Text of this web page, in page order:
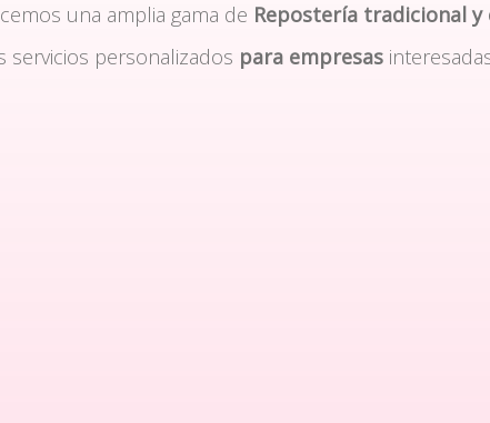
una amplia gama de Repostería tradicional
servicios personalizados para empresas